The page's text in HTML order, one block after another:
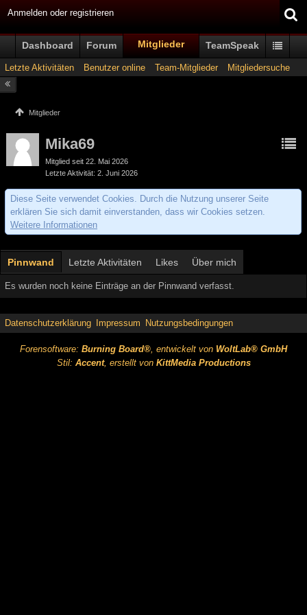
Anmelden oder registrieren
Dashboard Forum Mitglieder TeamSpeak
Letzte Aktivitäten Benutzer online Team-Mitglieder Mitgliedersuche
Mitglieder
Mika69
Mitglied seit 22. Mai 2026
Letzte Aktivität 2. Juni 2026
Diese Seite verwendet Cookies. Durch die Nutzung unserer Seite
erklären Sie sich damit einverstanden, dass wir Cookies setzen.
Weitere Informationen
Pinnwand Letzte Aktivitäten Likes Über mich
Es wurden noch keine Einträge an der Pinnwand verfasst.
Datenschutzerklärung Impressum Nutzungsbedingungen
Forensoftware: Burning Board®, entwickelt von WoltLab® GmbH
Stil: Accent, erstellt von KittMedia Productions